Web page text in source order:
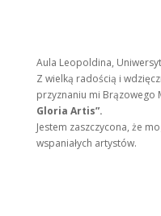
Aula Leopoldina,
Z wielką radością i
przyznaniu mi Brązowego
Gloria Artis”.
Jestem zaszczycona, że
wspaniałych artystów.